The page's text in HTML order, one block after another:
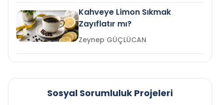
Kahveye Limon Sıkmak
Zayıflatır mı?
Zeynep GÜÇLÜCAN
Sosyal Sorumluluk Projeleri